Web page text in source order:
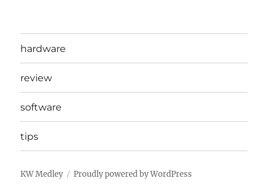
hardware
review
software
tips
KW Medley Proudly powered by WordPress